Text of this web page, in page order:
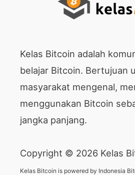
Kelas Bitcoin adalah
belajar Bitcoin. Bertujuan
masyarakat mengenal,
menggunakan Bitcoin
jangka panjang.
Copyright © 2026 Kelas
Kelas Bitcoin is powered by Indonesia